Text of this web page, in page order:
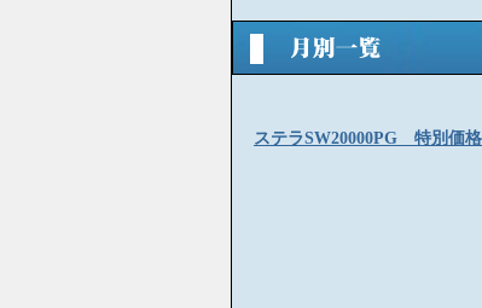
ステラSW20000PG 特別価格